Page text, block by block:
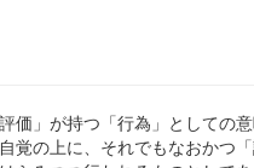
」が持つ「行為」としての
の上に、それでもなおかつ